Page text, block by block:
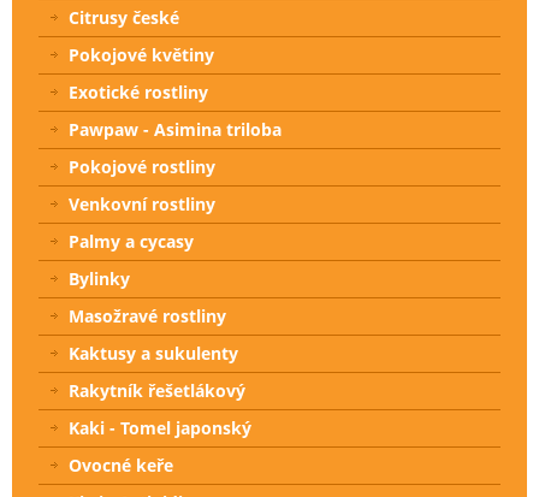
Citrusy české
Pokojové květiny
Exotické rostliny
Pawpaw - Asimina triloba
Pokojové rostliny
Venkovní rostliny
Palmy a cycasy
Bylinky
Masožravé rostliny
Kaktusy a sukulenty
Rakytník řešetlákový
Kaki - Tomel japonský
Ovocné keře